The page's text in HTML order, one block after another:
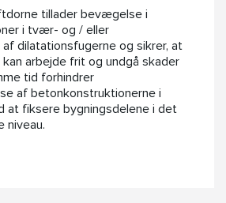
tillader bevægelse i
i tvær- og / eller
dilatationsfugerne og sikrer, at
arbejde frit og undgå skader
tid forhindrer
af ​​betonkonstruktionerne i
at fiksere bygningsdelene i det
niveau.